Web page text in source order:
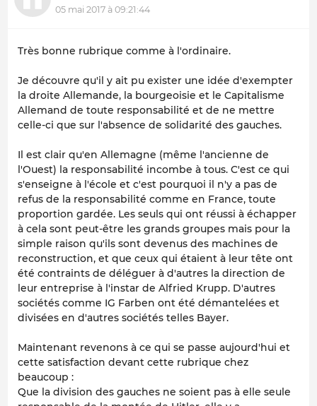
05 mai 2017 à 09:21:44
Très bonne rubrique comme à l'ordinaire.
Je découvre qu'il y ait pu exister une idée d'exempter
la droite Allemande, la bourgeoisie et le Capitalisme
Allemand de toute responsabilité et de ne mettre
celle-ci que sur l'absence de solidarité des gauches.
Il est clair qu'en Allemagne (même l'ancienne de
l'Ouest) la responsabilité incombe à tous. C'est ce qui
s'enseigne à l'école et c'est pourquoi il n'y a pas de
refus de la responsabilité comme en France, toute
proportion gardée. Les seuls qui ont réussi à échapper
à cela sont peut-être les grands groupes mais pour la
simple raison qu'ils sont devenus des machines de
reconstruction, et que ceux qui étaient à leur tête ont
été contraints de déléguer à d'autres la direction de
leur entreprise à l'instar de Alfried Krupp. D'autres
sociétés comme IG Farben ont été démantelées et
divisées en d'autres sociétés telles Bayer.
Maintenant revenons à ce qui se passe aujourd'hui et
cette satisfaction devant cette rubrique chez
beaucoup :
Que la division des gauches ne soient pas à elle seule